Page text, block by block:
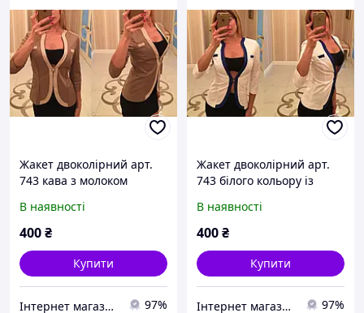
Жакет двоколірний арт.
743 кава з молоком
В наявності
400₴
Купити
Інтернет магазин жіночого одягу "MaLika" 97%
Жакет двоколірний арт.
743 білого кольору із
В наявності
400₴
Купити
Інтернет магазин жіночого одягу "MaLika" 97%